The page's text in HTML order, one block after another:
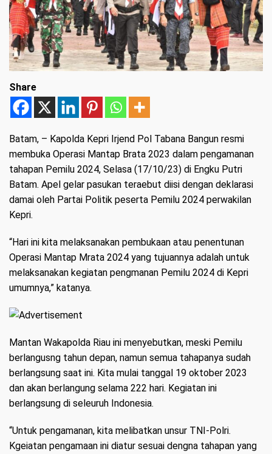
Share
Batam, – Kapolda Kepri Irjend Pol Tabana Bangun resmi
membuka Operasi Mantap Brata 2023 dalam pengamanan
tahapan Pemilu 2024, Selasa (17/10/23) di Engku Putri
Batam. Apel gelar pasukan teraebut diisi dengan deklarasi
damai oleh Partai Politik peserta Pemilu 2024 perwakilan
Kepri.
“Hari ini kita melaksanakan pembukaan atau penentunan
Operasi Mantap Mrata 2024 yang tujuannya adalah untuk
melaksanakan kegiatan pengmanan Pemilu 2024 di Kepri
umumnya,” katanya.
Mantan Wakapolda Riau ini menyebutkan, meski Pemilu
berlangusng tahun depan, namun semua tahapanya sudah
berlangsung saat ini. Kita mulai tanggal 19 oktober 2023
dan akan berlangung selama 222 hari. Kegiatan ini
berlangsung di seleuruh Indonesia.
“Untuk pengamanan, kita melibatkan unsur TNI-Polri.
Kgeiatan pengamaan ini diatur sesuai dengna tahapan yang